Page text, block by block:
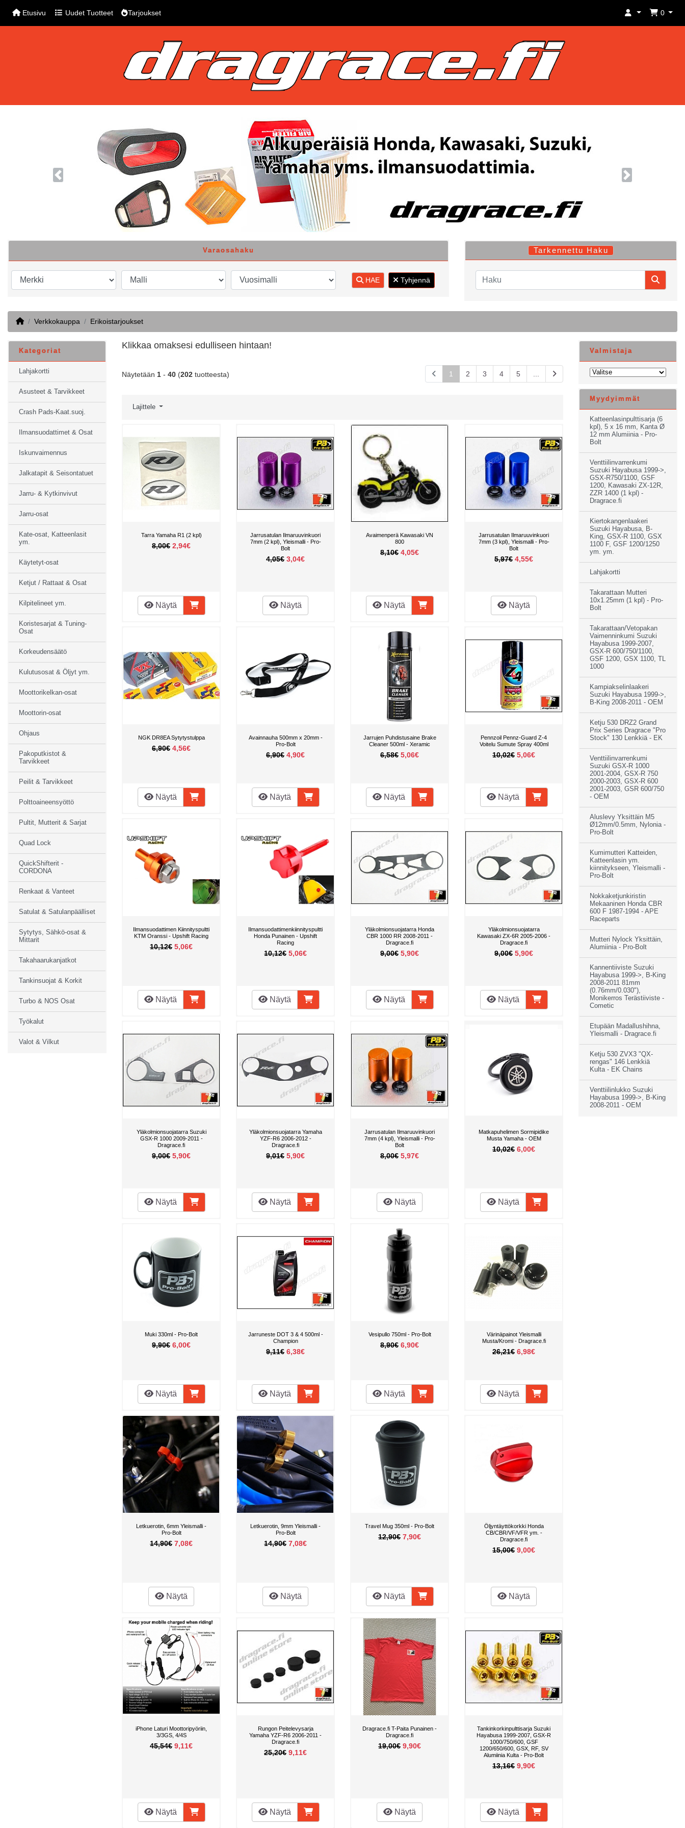
Etusivu Uudet Tuotteet Tarjoukset 0
Previous Next
Varaosahaku
HAE Tyhjennä
Tarkennettu Haku
HomeVerkkokauppa Erikoistarjoukset
Klikkaa omaksesi edulliseen hintaan!
Näytetään 1 - 40 (202 tuotteesta) 1 2 3 4 5
Lajittele
Tarra Yamaha R1 (2 kpl)
8,00€ 2,94€
Näytä
Jarrusatulan Ilmaruuvinkuori
7mm (2 kpl), Yleismalli - Pro-
Bolt
4,05€ 3,04€
Näytä
Avaimenperä Kawasaki VN
800
8,10€ 4,05€
Näytä
Jarrusatulan Ilmaruuvinkuori
7mm (3 kpl), Yleismalli - Pro-
Bolt
5,97€ 4,55€
Näytä
NGK DR8EA Sytytystulppa
6,90€ 4,56€
Näytä
Avainnauha 500mm x 20mm -
Pro-Bolt
6,90€ 4,90€
Näytä
Jarrujen Puhdistusaine Brake
Cleaner 500ml - Xeramic
6,58€ 5,06€
Näytä
Pennzoil Pennz-Guard Z-4
Voitelu Sumute Spray 400ml
10,02€ 5,06€
Näytä
Ilmansuodattimen Kiinnityspultti
KTM Oranssi - Upshift Racing
10,12€ 5,06€
Näytä
Ilmansuodattimenkiinnityspultti
Honda Punainen - Upshift
Racing
10,12€ 5,06€
Näytä
Yläkolmionsuojatarra Honda
CBR 1000 RR 2008-2011 -
Dragrace.fi
9,00€ 5,90€
Näytä
Yläkolmionsuojatarra
Kawasaki ZX-6R 2005-2006 -
Dragrace.fi
9,00€ 5,90€
Näytä
Yläkolmionsuojatarra Suzuki
GSX-R 1000 2009-2011 -
Dragrace.fi
9,00€ 5,90€
Näytä
Yläkolmionsuojatarra Yamaha
YZF-R6 2006-2012 -
Dragrace.fi
9,01€ 5,90€
Näytä
Jarrusatulan Ilmaruuvinkuori
7mm (4 kpl), Yleismalli - Pro-
Bolt
8,00€ 5,97€
Näytä
Matkapuhelimen Sormipidike
Musta Yamaha - OEM
10,02€ 6,00€
Näytä
Muki 330ml - Pro-Bolt
9,90€ 6,00€
Näytä
Jarruneste DOT 3 & 4 500ml -
Champion
9,11€ 6,38€
Näytä
Vesipullo 750ml - Pro-Bolt
8,90€ 6,90€
Näytä
Värinäpainot Yleismalli
Musta/Kromi - Dragrace.fi
26,21€ 6,98€
Näytä
Letkuerotin, 6mm Yleismalli -
Pro-Bolt
14,90€ 7,08€
Näytä
Letkuerotin, 9mm Yleismalli -
Pro-Bolt
14,90€ 7,08€
Näytä
Travel Mug 350ml - Pro-Bolt
12,90€ 7,90€
Näytä
Öljyntäyttökorkki Honda
CB/CBR/VF/VFR ym. -
Dragrace.fi
15,00€ 9,00€
Näytä
iPhone Laturi Moottoripyöriin,
3/3GS, 4/4S
45,54€ 9,11€
Näytä
Rungon Peitelevysarja
Yamaha YZF-R6 2006-2011 -
Dragrace.fi
25,20€ 9,11€
Näytä
Dragrace.fi T-Paita Punainen -
Dragrace.fi
19,00€ 9,90€
Näytä
Tankinkorkinpulttisarja Suzuki
Hayabusa 1999-2007, GSX-R
1000/750/600, GSF
1200/650/600, GSX, RF, SV
Alumiinia Kulta - Pro-Bolt
13,16€ 9,90€
Näytä
Kategoriat
Lahjakortti
Asusteet & Tarvikkeet
Crash Pads-Kaat.suoj.
Ilmansuodattimet & Osat
Iskunvaimennus
Jalkatapit & Seisontatuet
Jarru- & Kytkinvivut
Jarru-osat
Kate-osat, Katteenlasit
ym.
Käytetyt-osat
Ketjut / Rattaat & Osat
Kilpitelineet ym.
Koristesarjat & Tuning-
Osat
Korkeudensäätö
Kulutusosat & Öljyt ym.
Moottorikelkan-osat
Moottorin-osat
Ohjaus
Pakoputkistot &
Tarvikkeet
Peilit & Tarvikkeet
Polttoaineensyöttö
Pultit, Mutterit & Sarjat
Quad Lock
QuickShifterit -
CORDONA
Renkaat & Vanteet
Satulat & Satulanpäälliset
Sytytys, Sähkö-osat &
Mittarit
Takahaarukanjatkot
Tankinsuojat & Korkit
Turbo & NOS Osat
Työkalut
Valot & Vilkut
Valmistaja
Myydyimmät
Katteenlasinpulttisarja (6
kpl), 5 x 16 mm, Kanta Ø
12 mm Alumiinia - Pro-
Bolt
Venttiilinvarrenkumi
Suzuki Hayabusa 1999->,
GSX-R750/1100, GSF
1200, Kawasaki ZX-12R,
ZZR 1400 (1 kpl) -
Dragrace.fi
Kiertokangenlaakeri
Suzuki Hayabusa, B-
King, GSX-R 1100, GSX
1100 F, GSF 1200/1250
ym. ym.
Lahjakortti
Takarattaan Mutteri
10x1.25mm (1 kpl) - Pro-
Bolt
Takarattaan/Vetopakan
Vaimenninkumi Suzuki
Hayabusa 1999-2007,
GSX-R 600/750/1100,
GSF 1200, GSX 1100, TL
1000
Kampiakselinlaakeri
Suzuki Hayabusa 1999->,
B-King 2008-2011 - OEM
Ketju 530 DRZ2 Grand
Prix Series Dragrace "Pro
Stock" 130 Lenkkiä - EK
Venttiilinvarrenkumi
Suzuki GSX-R 1000
2001-2004, GSX-R 750
2000-2003, GSX-R 600
2001-2003, GSR 600/750
- OEM
Aluslevy Yksittäin M5
Ø12mm/0.5mm, Nylonia -
Pro-Bolt
Kumimutteri Katteiden,
Katteenlasin ym.
kiinnitykseen, Yleismalli -
Pro-Bolt
Nokkaketjunkiristin
Mekaaninen Honda CBR
600 F 1987-1994 - APE
Raceparts
Mutteri Nylock Yksittäin,
Alumiinia - Pro-Bolt
Kannentiiviste Suzuki
Hayabusa 1999->, B-King
2008-2011 81mm
(0.76mm/0.030"),
Monikerros Terästiiviste -
Cometic
Etupään Madallushihna,
Yleismalli - Dragrace.fi
Ketju 530 ZVX3 "QX-
rengas" 146 Lenkkiä
Kulta - EK Chains
Venttiilinlukko Suzuki
Hayabusa 1999->, B-King
2008-2011 - OEM